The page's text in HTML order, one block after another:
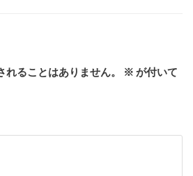
ることはありません。 ※ が付いて